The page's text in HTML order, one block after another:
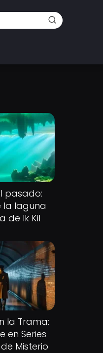
pasado:
la laguna
de Ik Kil
la Trama:
en Series
Misterio